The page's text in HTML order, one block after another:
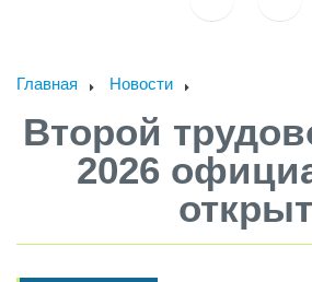
Главная Новости
Второй
2026
открыт